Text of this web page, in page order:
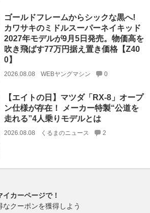
ゴールドフレームからシックな黒へ!
カワサキのミドルスーパーネイキッド
2027年モデルが9月5日発売。物価高を
吹き飛ばす77万円据え置き価格【Z40
0】
2026.08.08 WEBヤングマシン 0
【エイトの日】マツダ「RX-8」オープ
ン仕様が存在！ メーカー特製“公道を
走れる”4人乗りモデルとは
2026.08.08 くるまのニュース 2
カーページで！
なクーポンを獲得しよう